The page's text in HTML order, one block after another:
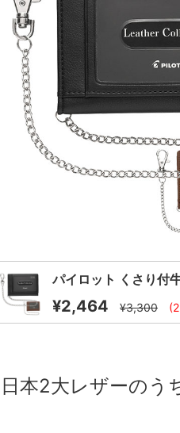
パイロット くさり付
¥2,464 ¥3,300
日本2大レザーの